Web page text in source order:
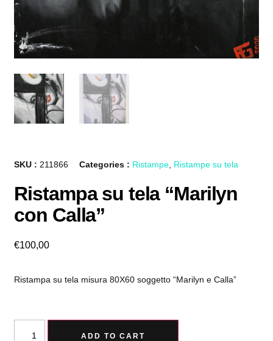
SKU : 211866 Categories : Ristampe Ristampe su tela
Ristampa su tela “Marilyn
con Calla”
€100,00
Ristampa su tela misura 80X60 soggetto “Marilyn e Calla”
ADD TO CART